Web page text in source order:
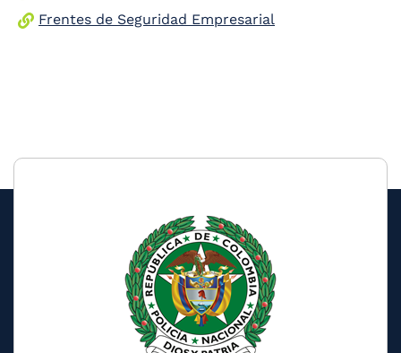
Frentes de Seguridad Empresarial